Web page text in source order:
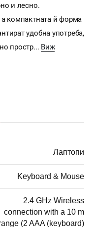
и лесно.
компактната й форма
удобна употреба,
простр... Виж
Лаптопи
Keyboard & Mouse
2.4 GHz Wireless
connection with a 10 m
(2 AAA (keyboard)